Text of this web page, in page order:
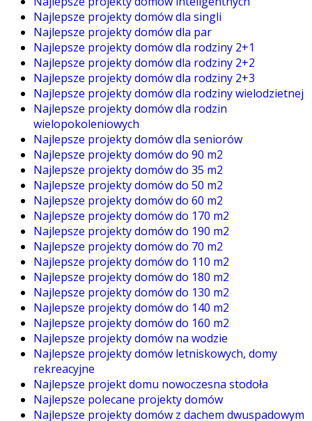
Najlepsze projekty domów dla singli
Najlepsze projekty domów dla par
Najlepsze projekty domów dla rodziny 2+1
Najlepsze projekty domów dla rodziny 2+2
Najlepsze projekty domów dla rodziny 2+3
Najlepsze projekty domów dla rodziny wielodzietnej
Najlepsze projekty domów dla rodzin
wielopokoleniowych
Najlepsze projekty domów dla seniorów
Najlepsze projekty domów do 90 m2
Najlepsze projekty domów do 35 m2
Najlepsze projekty domów do 50 m2
Najlepsze projekty domów do 60 m2
Najlepsze projekty domów do 170 m2
Najlepsze projekty domów do 190 m2
Najlepsze projekty domów do 70 m2
Najlepsze projekty domów do 110 m2
Najlepsze projekty domów do 180 m2
Najlepsze projekty domów do 130 m2
Najlepsze projekty domów do 140 m2
Najlepsze projekty domów do 160 m2
Najlepsze projekty domów na wodzie
Najlepsze projekty domów letniskowych, domy
rekreacyjne
Najlepsze projekt domu nowoczesna stodoła
Najlepsze polecane projekty domów
Najlepsze projekty domów z dachem dwuspadowym